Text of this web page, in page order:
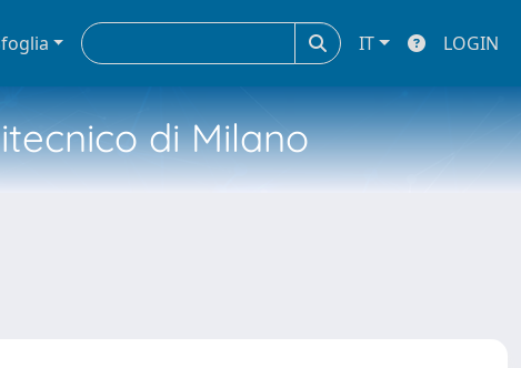
IT LOGIN
di Milano